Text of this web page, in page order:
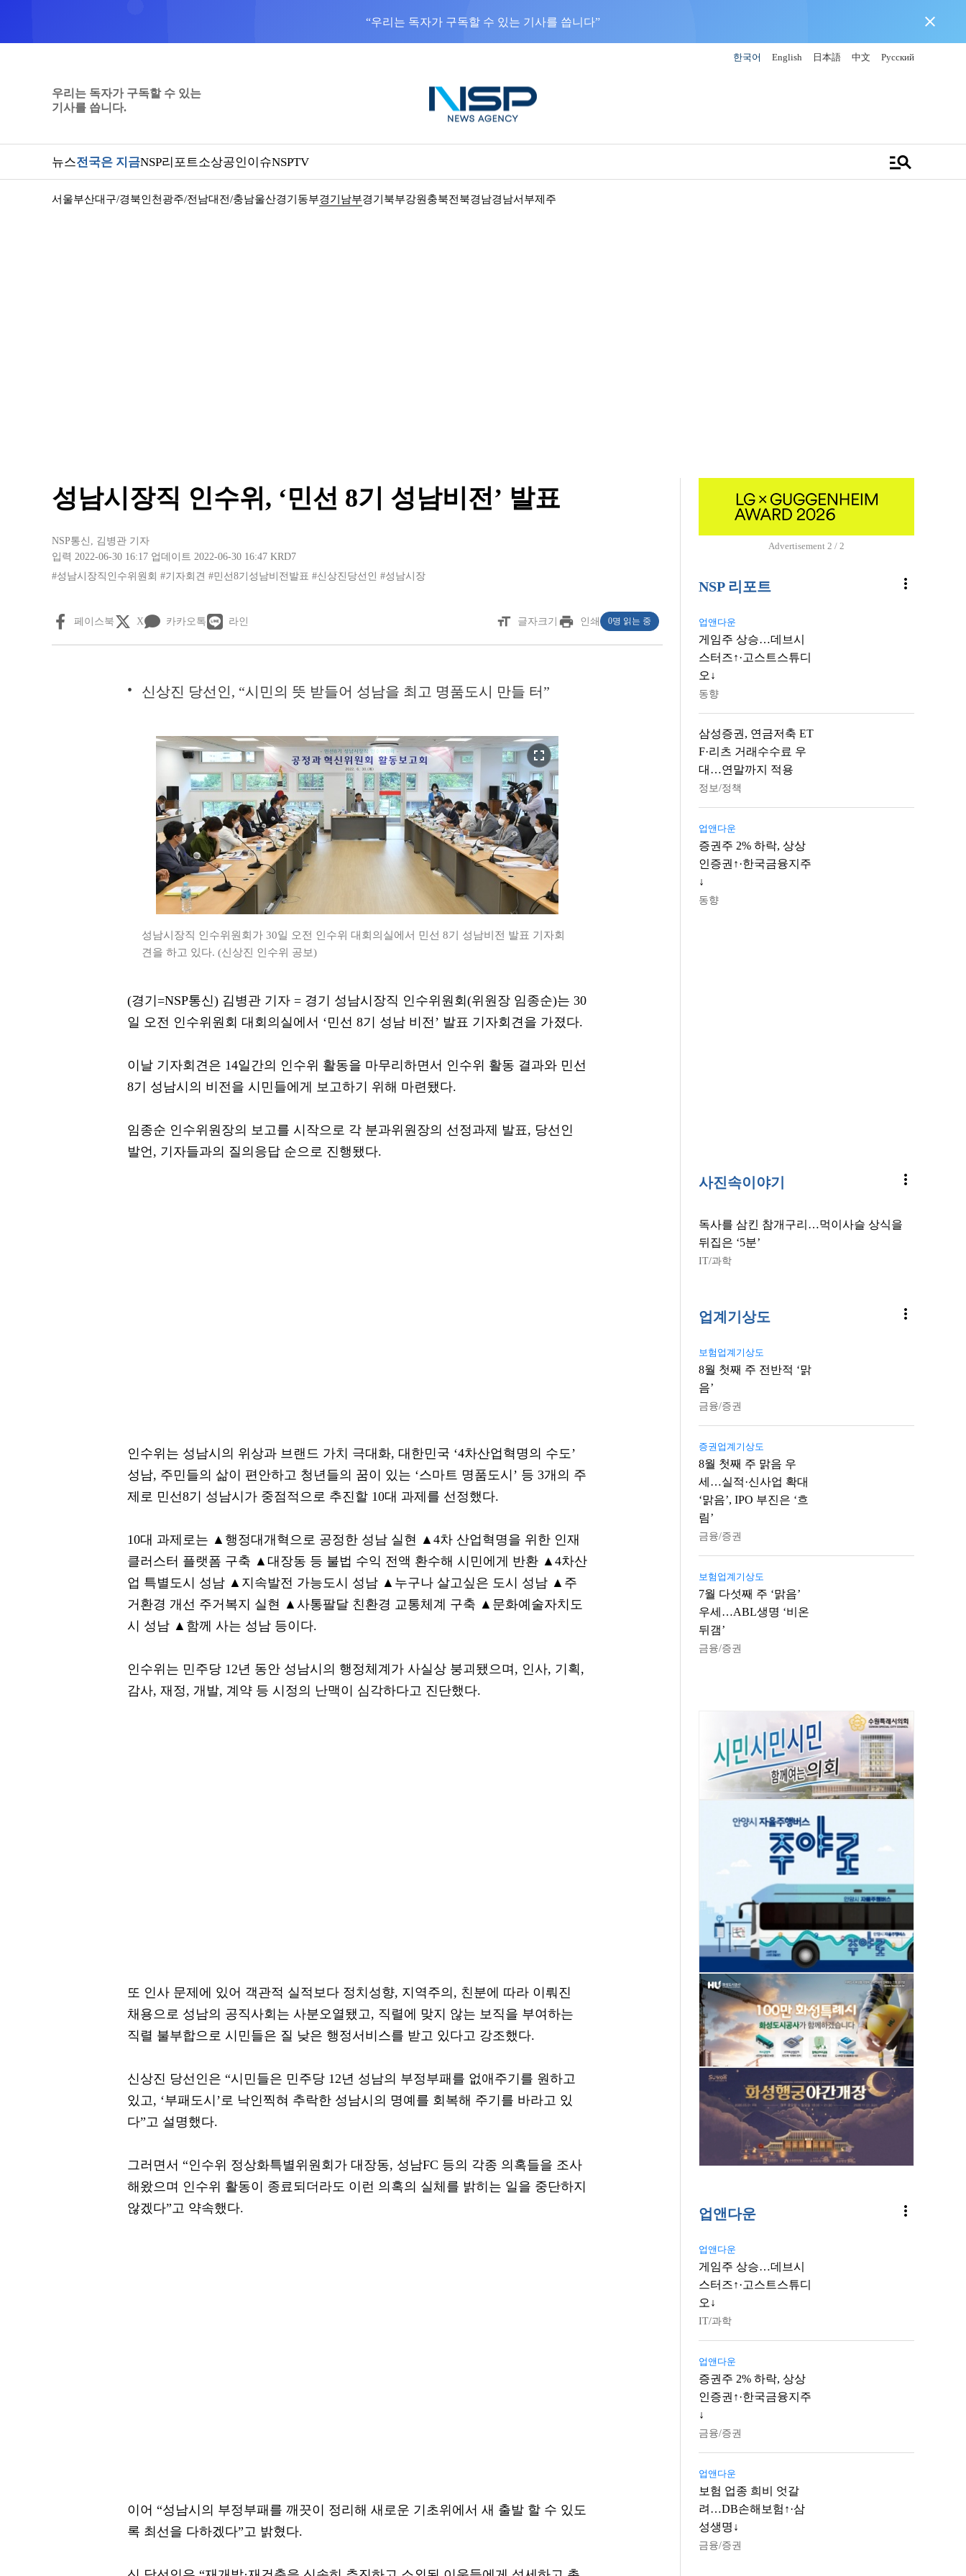
“우리는 독자가 구독할 수 있는 기사를 씁니다” close
한국어 English 日本語 中文 Русский
우리는 독자가 구독할 수 있는
기사를 씁니다.
뉴스전국은 지금NSP리포트소상공인이슈NSPTV manage_search
서울부산대구/경북인천 광주/전남대전/충남울산경기동부경기남부경기북부강원 충북전북경남경남서부제주
성남시장직 인수위, ‘민선 8기 성남비전’ 발표
NSP통신 , 김병관 기자
입력 2022-06-30 16:17 업데이트 2022-06-30 16:47 KRD7
#성남시장직인수위원회 #기자회견 #민선8기성남비전발표 #신상진당선인 #성남시장
페이스북 X 카카오톡 라인 format_size 글자크기 print 인쇄 0명 읽는 중
신상진 당선인, “시민의 뜻 받들어 성남을 최고 명품도시 만들 터”
fullscreen
성남시장직 인수위원회가 30일 오전 인수위 대회의실에서 민선 8기 성남비전 발표 기자회
견을 하고 있다. (신상진 인수위 공보)
(경기=NSP통신) 김병관 기자 = 경기 성남시장직 인수위원회(위원장 임종순)는 30
일 오전 인수위원회 대회의실에서 ‘민선 8기 성남 비전’ 발표 기자회견을 가졌다.
이날 기자회견은 14일간의 인수위 활동을 마무리하면서 인수위 활동 결과와 민선
8기 성남시의 비전을 시민들에게 보고하기 위해 마련됐다.
임종순 인수위원장의 보고를 시작으로 각 분과위원장의 선정과제 발표, 당선인
발언, 기자들과의 질의응답 순으로 진행됐다.
인수위는 성남시의 위상과 브랜드 가치 극대화, 대한민국 ‘4차산업혁명의 수도’
성남, 주민들의 삶이 편안하고 청년들의 꿈이 있는 ‘스마트 명품도시’ 등 3개의 주
제로 민선8기 성남시가 중점적으로 추진할 10대 과제를 선정했다.
10대 과제로는 ▲행정대개혁으로 공정한 성남 실현 ▲4차 산업혁명을 위한 인재
클러스터 플랫폼 구축 ▲대장동 등 불법 수익 전액 환수해 시민에게 반환 ▲4차산
업 특별도시 성남 ▲지속발전 가능도시 성남 ▲누구나 살고싶은 도시 성남 ▲주
거환경 개선 주거복지 실현 ▲사통팔달 친환경 교통체계 구축 ▲문화예술자치도
시 성남 ▲함께 사는 성남 등이다.
인수위는 민주당 12년 동안 성남시의 행정체계가 사실상 붕괴됐으며, 인사, 기획,
감사, 재정, 개발, 계약 등 시정의 난맥이 심각하다고 진단했다.
또 인사 문제에 있어 객관적 실적보다 정치성향, 지역주의, 친분에 따라 이뤄진
채용으로 성남의 공직사회는 사분오열됐고, 직렬에 맞지 않는 보직을 부여하는
직렬 불부합으로 시민들은 질 낮은 행정서비스를 받고 있다고 강조했다.
신상진 당선인은 “시민들은 민주당 12년 성남의 부정부패를 없애주기를 원하고
있고, ‘부패도시’로 낙인찍혀 추락한 성남시의 명예를 회복해 주기를 바라고 있
다”고 설명했다.
그러면서 “인수위 정상화특별위원회가 대장동, 성남FC 등의 각종 의혹들을 조사
해왔으며 인수위 활동이 종료되더라도 이런 의혹의 실체를 밝히는 일을 중단하지
않겠다”고 약속했다.
이어 “성남시의 부정부패를 깨끗이 정리해 새로운 기초위에서 새 출발 할 수 있도
록 최선을 다하겠다”고 밝혔다.
Advertisement 1 / 2
NSP 리포트 more_vert
업앤다운
게임주 상승…데브시
스터즈↑·고스트스튜디
오↓
동향
삼성증권, 연금저축 ET
F·리츠 거래수수료 우
대…연말까지 적용
정보/정책
업앤다운
증권주 2% 하락, 상상
인증권↑·한국금융지주
↓
동향
사진속이야기 more_vert
독사를 삼킨 참개구리…먹이사슬 상식을
뒤집은 ‘5분’
IT/과학
업계기상도 more_vert
보험업계기상도
8월 첫째 주 전반적 ‘맑
음’
금융/증권
증권업계기상도
8월 첫째 주 맑음 우
세…실적·신사업 확대
‘맑음’, IPO 부진은 ‘흐
림’
금융/증권
보험업계기상도
7월 다섯째 주 ‘맑음’
우세…ABL생명 ‘비온
뒤갬’
금융/증권
업앤다운 more_vert
업앤다운
게임주 상승…데브시
스터즈↑·고스트스튜디
오↓
IT/과학
업앤다운
증권주 2% 하락, 상상
인증권↑·한국금융지주
↓
금융/증권
업앤다운
보험 업종 희비 엇갈
려…DB손해보험↑·삼
성생명↓
금융/증권